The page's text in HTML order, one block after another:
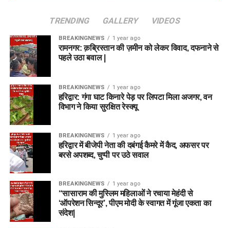
TRENDING GALLERY VIDEOS
BREAKINGNEWS 1 year ago
रामनगर: क़ब्रिस्तान की ज़मीन को लेकर विवाद, दफनाने से
पहले उठा बवाल |
BREAKINGNEWS 1 year ago
हरिद्वार: गंगा घाट किनारे पेड़ पर लिपटा मिला अजगर, वन
विभाग ने किया सुरक्षित रेस्क्यू
BREAKINGNEWS 1 year ago
हरिद्वार में बीजेपी नेता की दबंगई कैमरे में कैद, अफसर पर
बरसे अपशब्द, चुप्पी पर उठे सवाल
BREAKINGNEWS 1 year ago
“सासाराम की मुस्लिम महिलाओं ने रचाया मेहंदी से
‘ऑपरेशन सिन्दूर’, पीएम मोदी के स्वागत में गूंजा एकता का
संदेश|